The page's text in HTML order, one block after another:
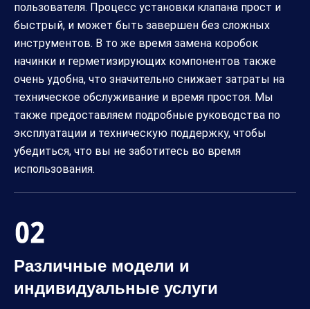
пользователя. Процесс установки клапана прост и
быстрый, и может быть завершен без сложных
инструментов. В то же время замена коробок
начинки и герметизирующих компонентов также
очень удобна, что значительно снижает затраты на
техническое обслуживание и время простоя. Мы
также предоставляем подробные руководства по
эксплуатации и техническую поддержку, чтобы
убедиться, что вы не заботитесь во время
использования.
Различные модели и
индивидуальные услуги